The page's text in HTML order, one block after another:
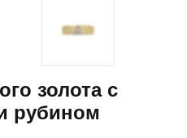
золота с
рубином